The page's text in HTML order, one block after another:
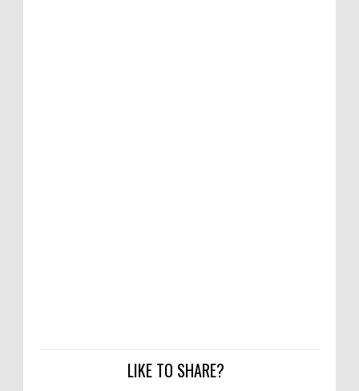
LIKE TO SHARE?